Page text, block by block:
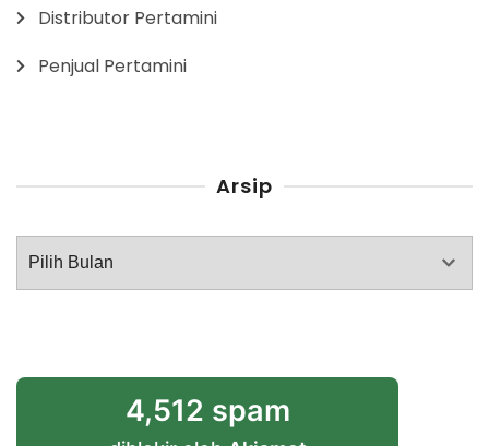
Distributor Pertamini
Penjual Pertamini
Arsip
Arsip
4,512 spam